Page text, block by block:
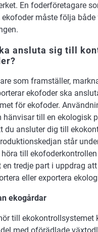
En foderföretagare
ekofoder måste följa både
ansluta sig till
som framställer,
ekofoder ska
för ekofoder.
hänvisar till en ekologisk
du ansluter dig till
står
till
en tredje part i uppdrag
eller exportera
ekogårdar
till ekokontrollsystemet